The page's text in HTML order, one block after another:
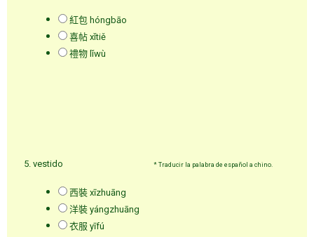
紅包 hóngbāo
喜帖 xǐtiě
禮物 lǐwù
5. vestido * Traducir la palabra de español a chino.
西裝 xīzhuāng
洋裝 yángzhuāng
衣服 yīfú